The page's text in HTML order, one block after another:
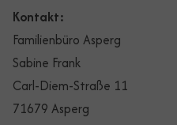
Kontakt:
Familienbüro Asperg
Sabine Frank
Carl-Diem-Straße 11
71679 Asperg